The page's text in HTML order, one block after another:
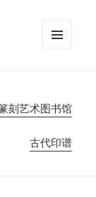
刻艺术图书馆
古代印谱